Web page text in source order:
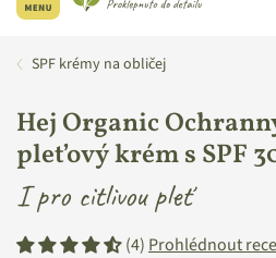
SPF krémy na obličej
Hej Organic
pleťový krém s SPF
I pro citlivou pleť
(4) Prohlédnout